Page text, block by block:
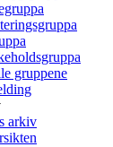
gruppene
arkiv